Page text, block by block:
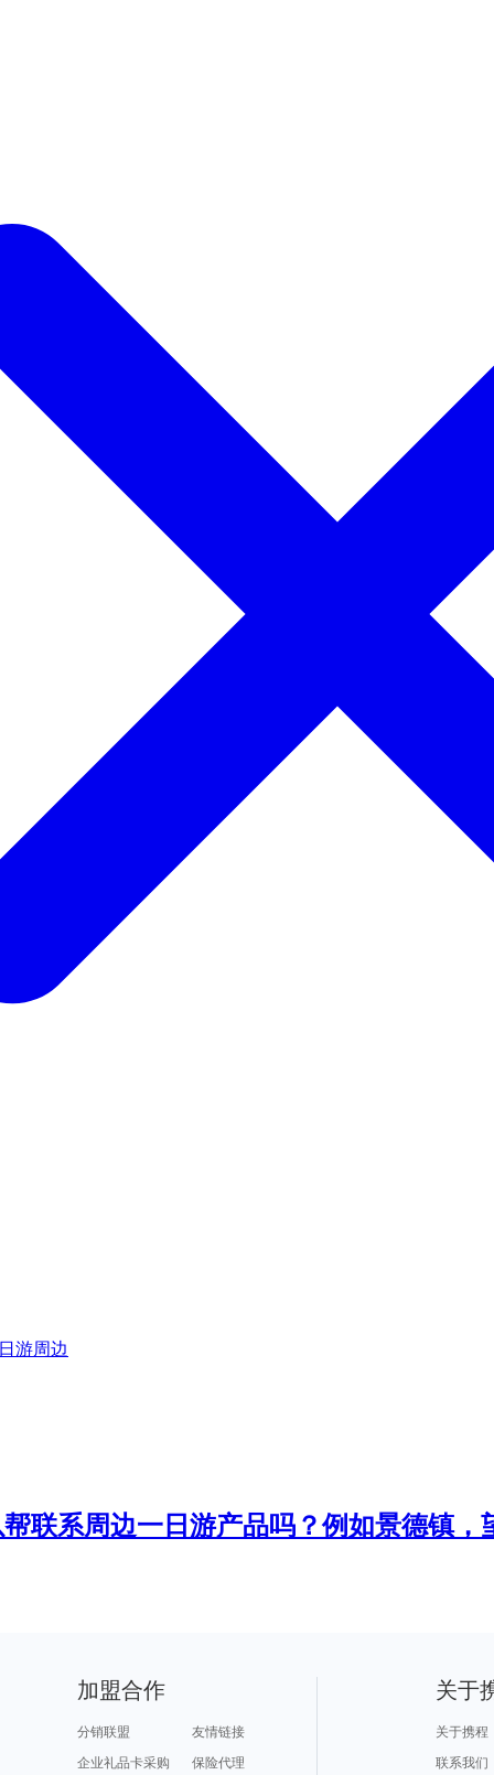
游周边
帮联系周边一日游产品吗？例如景德镇
加盟合作
分销联盟
友情链接
企业礼品卡采购
保险代理
关于
关于携程
联系我们